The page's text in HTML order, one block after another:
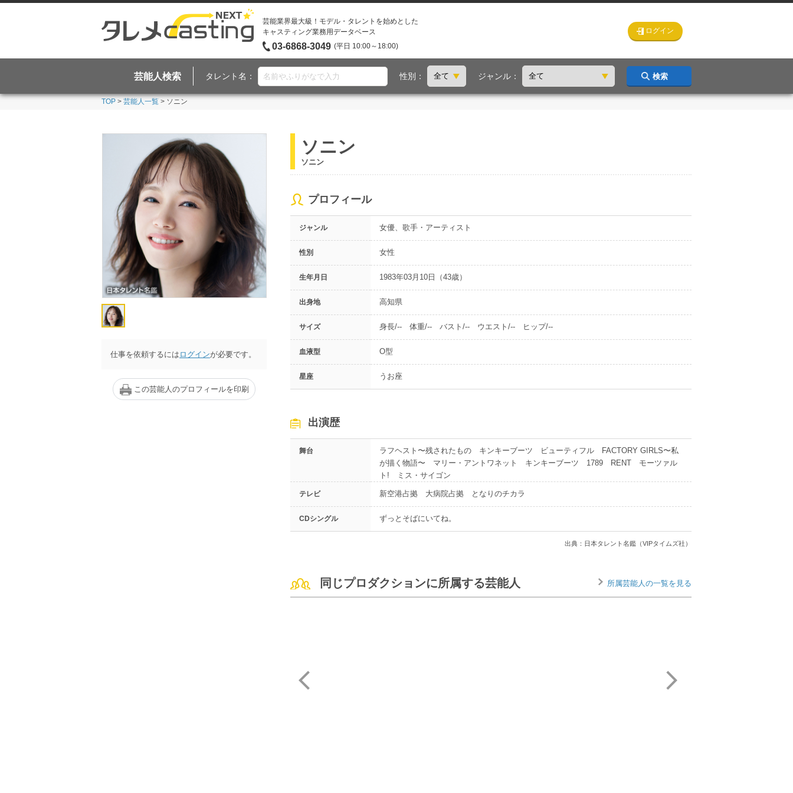
芸能業界最大級！モデル・タレントを始めとした
キャスティング業務用データベース
03-6868-3049 (平日 10:00～18:00)
ログイン
芸能人検索 タレント名： 性別： ジャンル： 検索
TOP > 芸能人一覧 > ソニン
仕事を依頼するには ログインが必要です。
この芸能人のプロフィールを印刷
ソニン
ソニン
プロフィール
ジャンル 女優、歌手・アーティスト
性別 女性
生年月日 1983年03月10日（43歳）
出身地 高知県
サイズ 身長/-- 体重/-- バスト/-- ウエスト/-- ヒップ/--
血液型 O型
星座 うお座
出演歴
舞台
ラフヘスト〜残されたもの キンキーブーツ ビューティフル FACTORY GIRLS〜私
が描く物語〜 マリー・アントワネット キンキーブーツ 1789 RENT モーツァル
ト! ミス・サイゴン
テレビ 新空港占拠 大病院占拠 となりのチカラ
CDシングル ずっとそばにいてね。
出典：日本タレント名鑑（VIPタイムズ社）
同じプロダクションに所属する芸能人 所属芸能人の一覧を見る